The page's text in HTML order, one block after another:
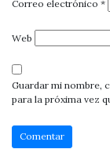
Correo electrónico *
Web
Guardar mi nombre,
para la próxima vez